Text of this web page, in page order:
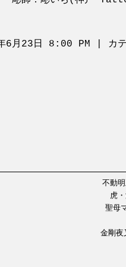
6月23日 8:00 PM | カテ
不動
虎
聖母
金剛夜